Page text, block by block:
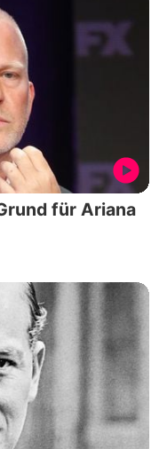
für Ariana